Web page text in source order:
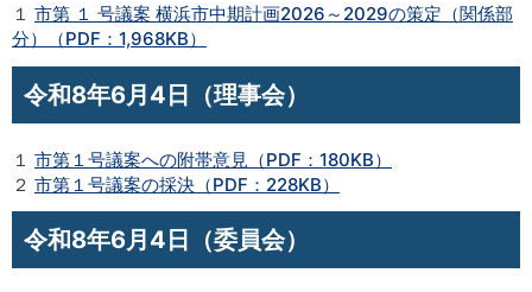
１ 市第 １ 号議案 横浜市中期計画2026～2029の策定（関係部
分）（PDF：1,968KB）
令和8年6月4日（理事会）
１ 市第１号議案への附帯意見（PDF：180KB）
２ 市第１号議案の採決（PDF：228KB）
令和8年6月4日（委員会）